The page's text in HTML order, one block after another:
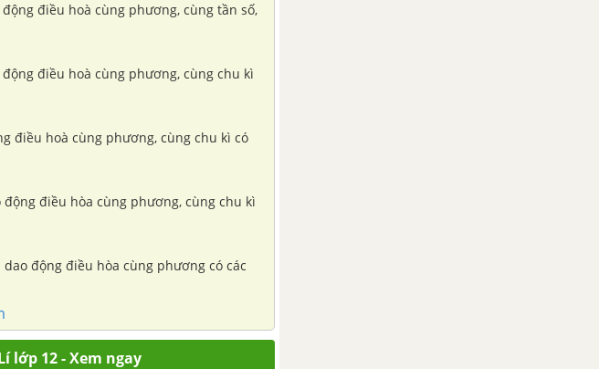
điều hoà cùng phương, cùng tần số,
điều hoà cùng phương, cùng chu kì
điều hoà cùng phương, cùng chu kì có
điều hòa cùng phương, cùng chu kì
động điều hòa cùng phương có các
lớp 12 - Xem ngay